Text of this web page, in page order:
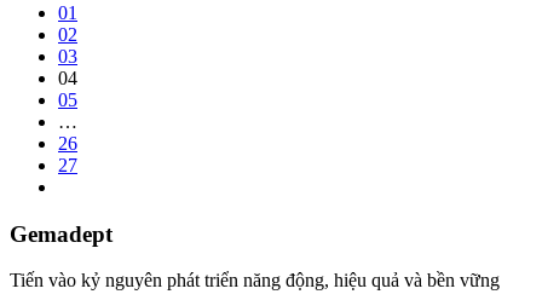
01
02
03
04
05
…
26
27
Gemadept
Tiến vào kỷ nguyên phát triển năng động, hiệu quả và bền vững